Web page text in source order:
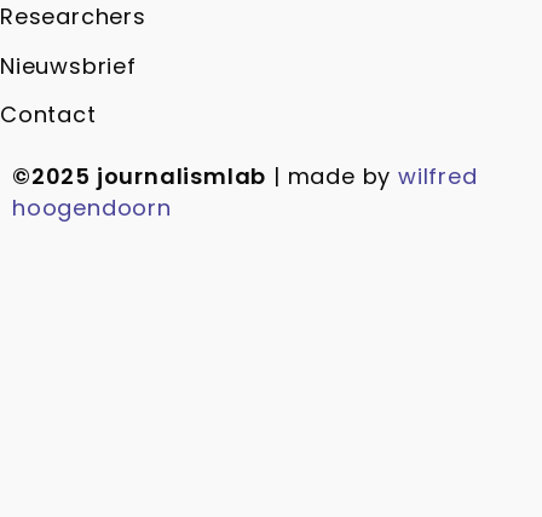
Researchers
Nieuwsbrief
Contact
©2025 journalismlab | made bywilfred
hoogendoorn